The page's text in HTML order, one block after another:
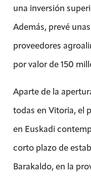
una inversión
Además, prevé
proveedores
por valor de 150
Aparte de la
todas en Vitoria, el
en Euskadi
corto plazo de
Barakaldo, en la